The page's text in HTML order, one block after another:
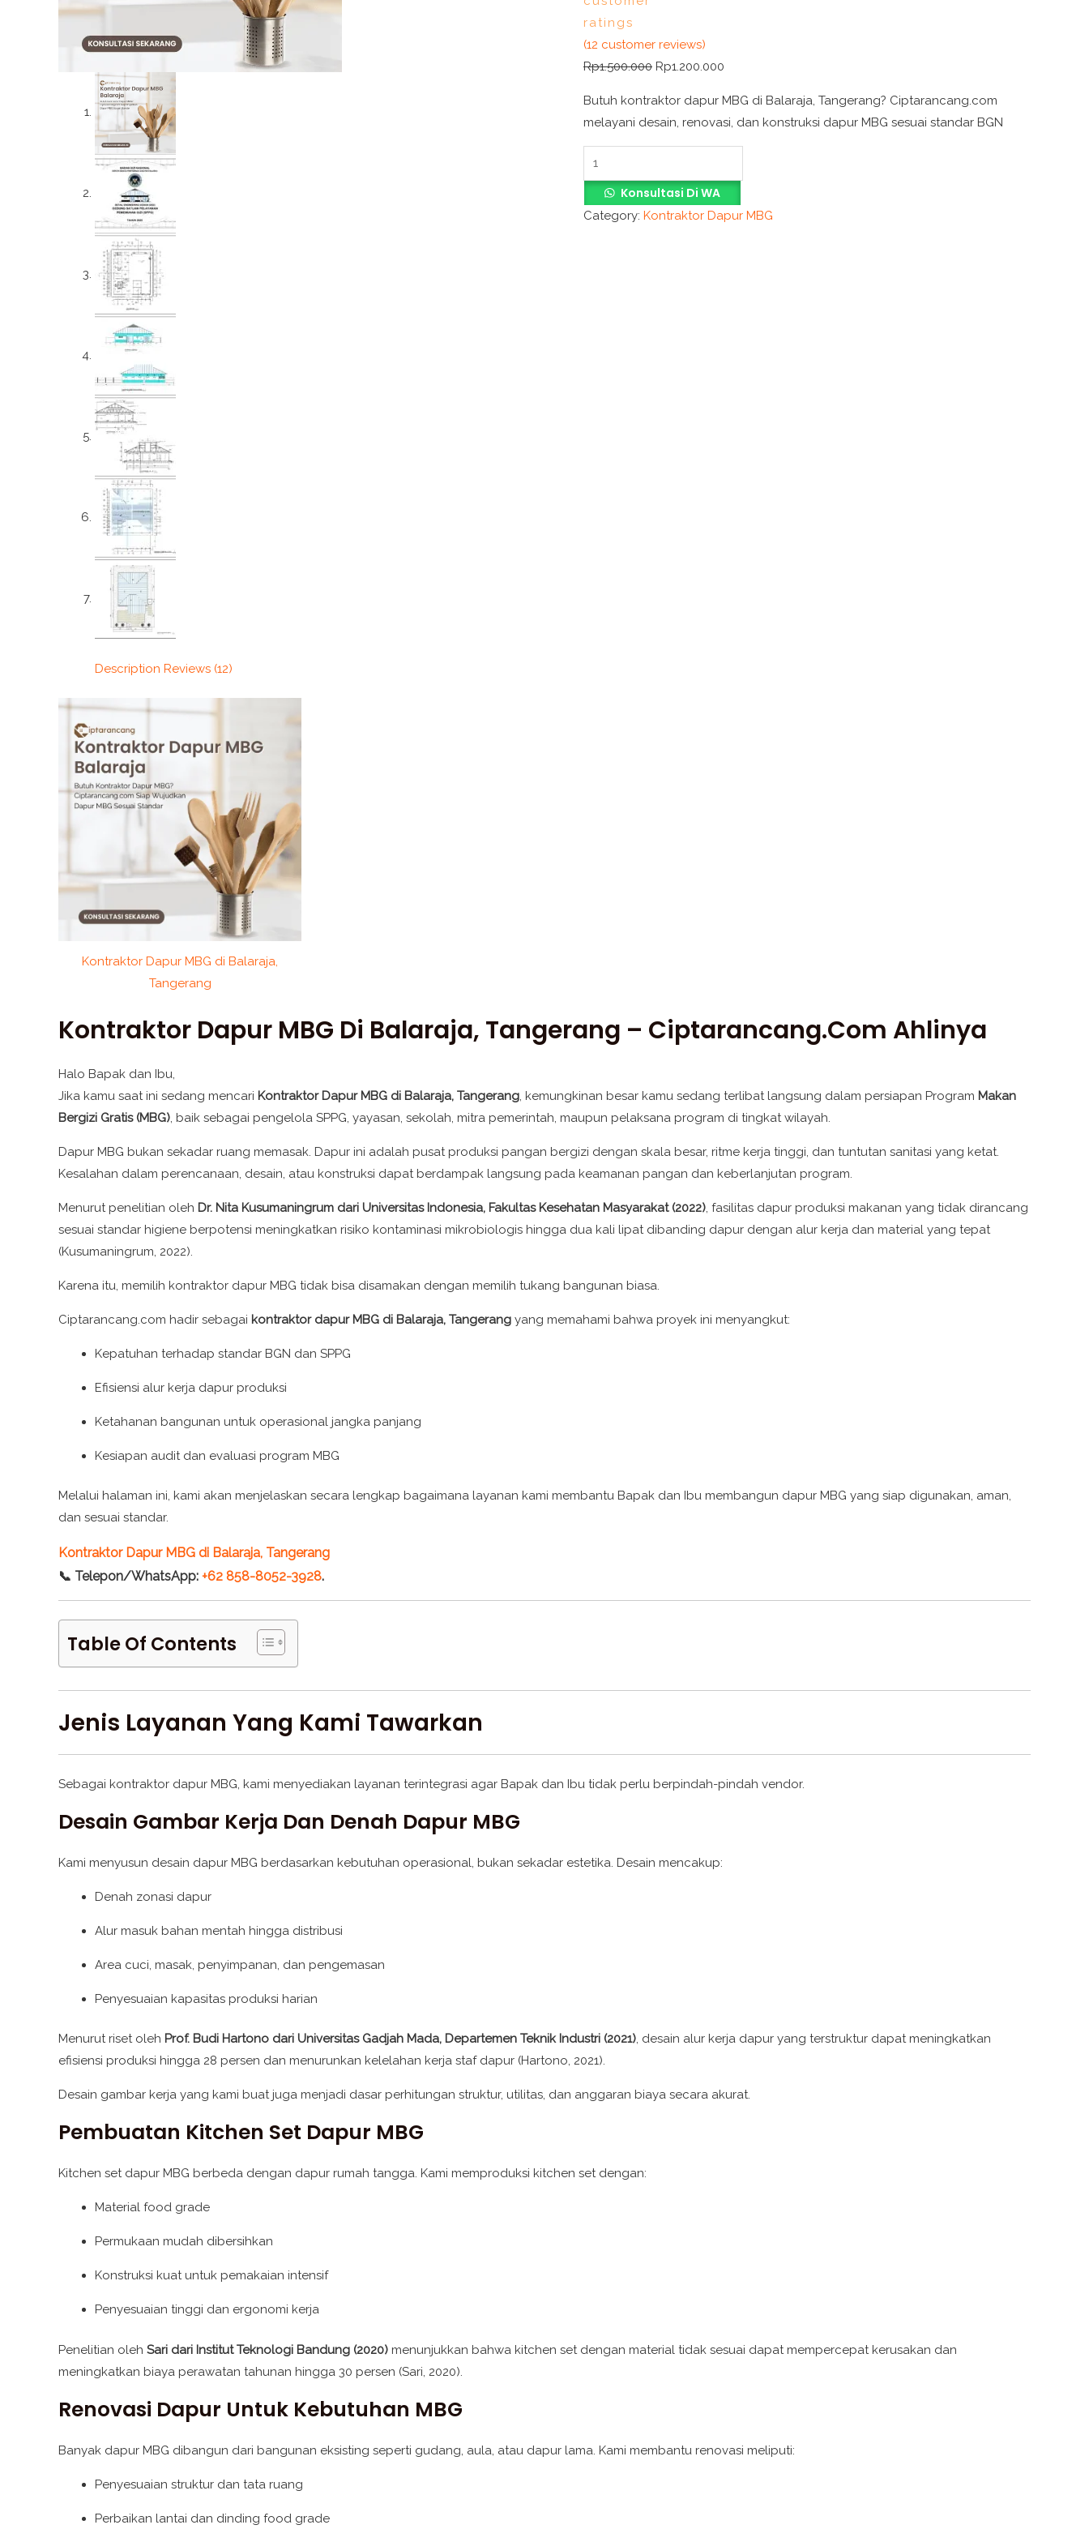
ratings
(12 customer reviews)
Rp1.500.000 Rp1.200.000
Butuh kontraktor dapur MBG di Balaraja, Tangerang? Ciptarancang.com
melayani desain, renovasi, dan konstruksi dapur MBG sesuai standar BGN
Konsultasi Di WA
Category: Kontraktor Dapur MBG
Description Reviews (12)
Kontraktor Dapur MBG di Balaraja,
Tangerang
Kontraktor Dapur MBG Di Balaraja, Tangerang – Ciptarancang.com Ahlinya
Halo Bapak dan Ibu,
Jika kamu saat ini sedang mencari Kontraktor Dapur MBG di Balaraja, Tangerang, kemungkinan besar kamu sedang terlibat langsung dalam persiapan Program Makan
Bergizi Gratis (MBG), baik sebagai pengelola SPPG, yayasan, sekolah, mitra pemerintah, maupun pelaksana program di tingkat wilayah.
Dapur MBG bukan sekadar ruang memasak. Dapur ini adalah pusat produksi pangan bergizi dengan skala besar, ritme kerja tinggi, dan tuntutan sanitasi yang ketat.
Kesalahan dalam perencanaan, desain, atau konstruksi dapat berdampak langsung pada keamanan pangan dan keberlanjutan program.
Menurut penelitian oleh Dr. Nita Kusumaningrum dari Universitas Indonesia, Fakultas Kesehatan Masyarakat (2022), fasilitas dapur produksi makanan yang tidak dirancang
sesuai standar higiene berpotensi meningkatkan risiko kontaminasi mikrobiologis hingga dua kali lipat dibanding dapur dengan alur kerja dan material yang tepat
(Kusumaningrum, 2022).
Karena itu, memilih kontraktor dapur MBG tidak bisa disamakan dengan memilih tukang bangunan biasa.
Ciptarancang.com hadir sebagai kontraktor dapur MBG di Balaraja, Tangerang yang memahami bahwa proyek ini menyangkut:
Kepatuhan terhadap standar BGN dan SPPG
Efisiensi alur kerja dapur produksi
Ketahanan bangunan untuk operasional jangka panjang
Kesiapan audit dan evaluasi program MBG
Melalui halaman ini, kami akan menjelaskan secara lengkap bagaimana layanan kami membantu Bapak dan Ibu membangun dapur MBG yang siap digunakan, aman,
dan sesuai standar.
Kontraktor Dapur MBG di Balaraja, Tangerang
📞 Telepon/WhatsApp: +62 858-8052-3928.
Table Of Contents
Jenis Layanan Yang Kami Tawarkan
Sebagai kontraktor dapur MBG, kami menyediakan layanan terintegrasi agar Bapak dan Ibu tidak perlu berpindah-pindah vendor.
Desain Gambar Kerja Dan Denah Dapur MBG
Kami menyusun desain dapur MBG berdasarkan kebutuhan operasional, bukan sekadar estetika. Desain mencakup:
Denah zonasi dapur
Alur masuk bahan mentah hingga distribusi
Area cuci, masak, penyimpanan, dan pengemasan
Penyesuaian kapasitas produksi harian
Menurut riset oleh Prof. Budi Hartono dari Universitas Gadjah Mada, Departemen Teknik Industri (2021), desain alur kerja dapur yang terstruktur dapat meningkatkan
efisiensi produksi hingga 28 persen dan menurunkan kelelahan kerja staf dapur (Hartono, 2021).
Desain gambar kerja yang kami buat juga menjadi dasar perhitungan struktur, utilitas, dan anggaran biaya secara akurat.
Pembuatan Kitchen Set Dapur MBG
Kitchen set dapur MBG berbeda dengan dapur rumah tangga. Kami memproduksi kitchen set dengan:
Material food grade
Permukaan mudah dibersihkan
Konstruksi kuat untuk pemakaian intensif
Penyesuaian tinggi dan ergonomi kerja
Penelitian oleh Sari dari Institut Teknologi Bandung (2020) menunjukkan bahwa kitchen set dengan material tidak sesuai dapat mempercepat kerusakan dan
meningkatkan biaya perawatan tahunan hingga 30 persen (Sari, 2020).
Renovasi Dapur Untuk Kebutuhan MBG
Banyak dapur MBG dibangun dari bangunan eksisting seperti gudang, aula, atau dapur lama. Kami membantu renovasi meliputi:
Penyesuaian struktur dan tata ruang
Perbaikan lantai dan dinding food grade